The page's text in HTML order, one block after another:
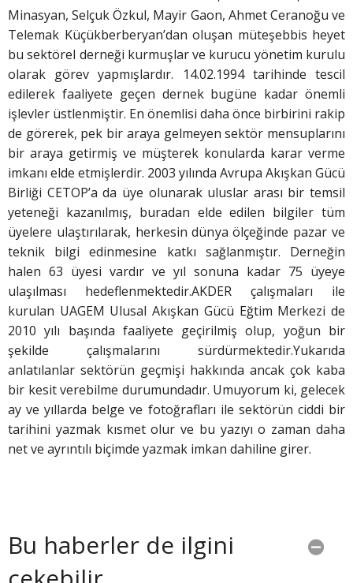
Minasyan, Selçuk Özkul, Mayir Gaon, Ahmet Ceranoğu ve
Telemak Küçükberberyan’dan oluşan müteşebbis heyet
bu sektörel derneği kurmuşlar ve kurucu yönetim kurulu
olarak görev yapmışlardır. 14.02.1994 tarihinde tescil
edilerek faaliyete geçen dernek bugüne kadar önemli
işlevler üstlenmiştir. En önemlisi daha önce birbirini rakip
de görerek, pek bir araya gelmeyen sektör mensuplarını
bir araya getirmiş ve müşterek konularda karar verme
imkanı elde etmişlerdir. 2003 yılında Avrupa Akışkan Gücü
Birliği CETOP’a da üye olunarak uluslar arası bir temsil
yeteneği kazanılmış, buradan elde edilen bilgiler tüm
üyelere ulaştırılarak, herkesin dünya ölçeğinde pazar ve
teknik bilgi edinmesine katkı sağlanmıştır. Derneğin
halen 63 üyesi vardır ve yıl sonuna kadar 75 üyeye
ulaşılması hedeflenmektedir.AKDER çalışmaları ile
kurulan UAGEM Ulusal Akışkan Gücü Eğtim Merkezi de
2010 yılı başında faaliyete geçirilmiş olup, yoğun bir
şekilde çalışmalarını sürdürmektedir.Yukarıda
anlatılanlar sektörün geçmişi hakkında ancak çok kaba
bir kesit verebilme durumundadır. Umuyorum ki, gelecek
ay ve yıllarda belge ve fotoğrafları ile sektörün ciddi bir
tarihini yazmak kısmet olur ve bu yazıyı o zaman daha
net ve ayrıntılı biçimde yazmak imkan dahiline girer.
Bu haberler de ilgini